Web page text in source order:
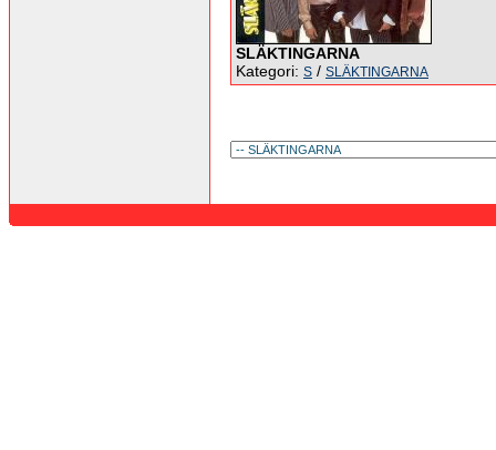
SLÄKTINGARNA
Kategori: S / SLÄKTINGARNA